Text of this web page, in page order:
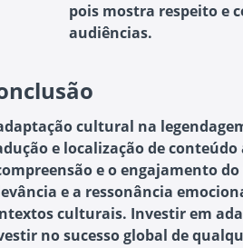
pois mostra respeito e
audiências.
cultural na
e localização de
e o engajamento
e a ressonância
culturais. Investir em
no sucesso global de